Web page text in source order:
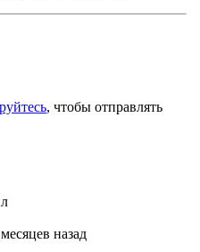
, чтобы отправлять
назад